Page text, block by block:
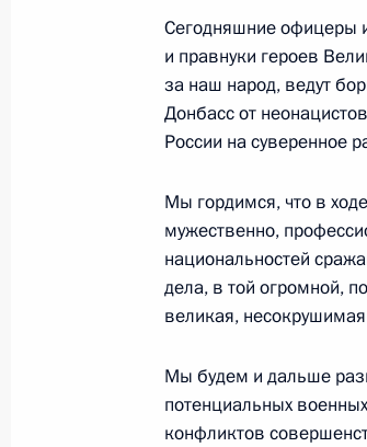
мониторингу Юрием
27 июня 2022 года, 14:05
25 июня 2022 года,
Встреча с
25 июня 2022 года, 18:10
25 июня 2022 года, 00:00
Сегодняшние офицеры
и правнуки героев
за наш народ, ведут
Донбасс от
России на суверенное
Мы гордимся, что в
мужественно,
национальностей
дела, в той огромной,
великая,
Мы будем и дальше
потенциальных
конфликтов